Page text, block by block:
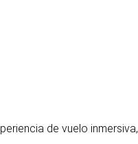
de vuelo inmersiva,